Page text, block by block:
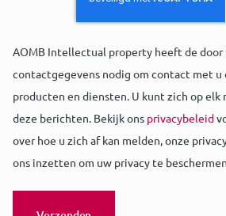
AOMB Intellectual property heeft de door
contactgegevens nodig om contact met u
producten en diensten. U kunt zich op
deze berichten. Bekijk ons privacybeleid
over hoe u zich af kan melden, onze
ons inzetten om uw privacy te